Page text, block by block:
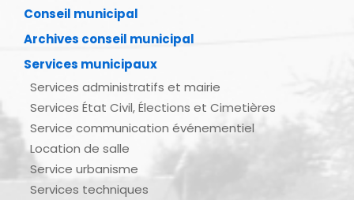
Conseil municipal
Archives conseil municipal
Services municipaux
Services administratifs et mairie
Services État Civil, Élections et Cimetières
Service communication événementiel
Location de salle
Service urbanisme
Services techniques